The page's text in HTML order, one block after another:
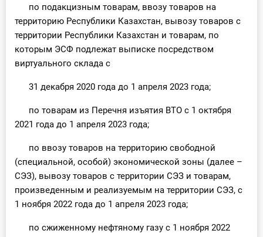
по подакцизным товарам, ввозу товаров на
территорию Республики Казахстан, вывозу товаров с
территории Республики Казахстан и товарам, по
которым ЭСФ подлежат выписке посредством
виртуального склада с
31 декабря 2020 года до 1 апреля 2023 года;
по товарам из Перечня изъятия ВТО с 1 октября
2021 года до 1 апреля 2023 года;
по ввозу товаров на территорию свободной
(специальной, особой) экономической зоны (далее –
СЭЗ), вывозу товаров с территории СЭЗ и товарам,
произведенным и реализуемым на территории СЭЗ, с
1 ноября 2022 года до 1 апреля 2023 года;
по сжиженному нефтяному газу с 1 ноября 2022